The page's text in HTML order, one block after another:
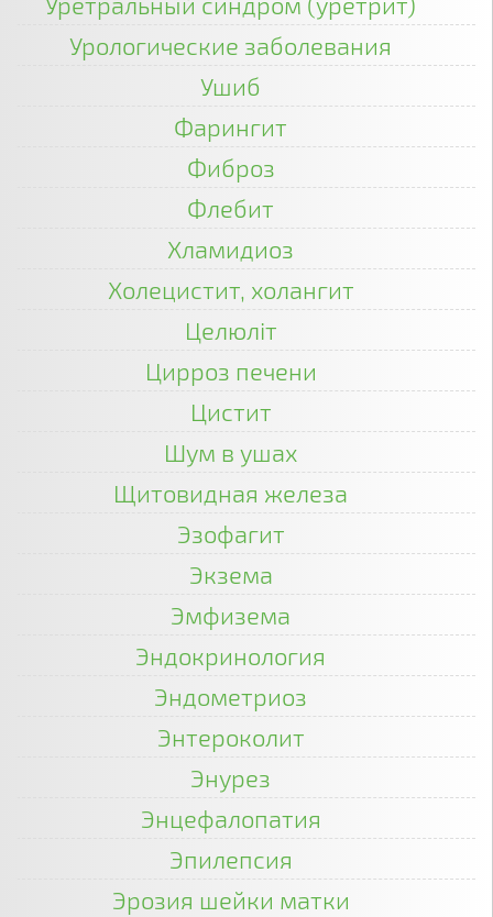
Урологические заболевания
Ушиб
Фарингит
Фиброз
Флебит
Хламидиоз
Холецистит, холангит
Целюліт
Цирроз печени
Цистит
Шум в ушах
Щитовидная железа
Эзофагит
Экзема
Эмфизема
Эндокринология
Эндометриоз
Энтероколит
Энурез
Энцефалопатия
Эпилепсия
Эрозия шейки матки